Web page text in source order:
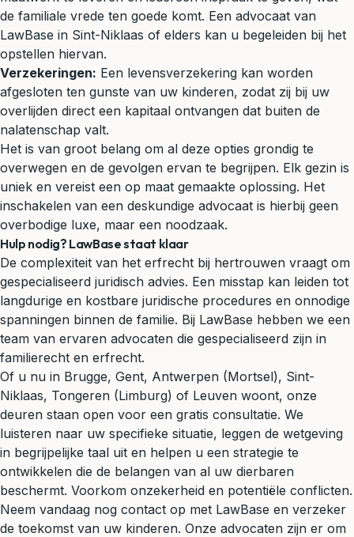
de familiale vrede ten goede komt. Een advocaat van
LawBase in Sint-Niklaas of elders kan u begeleiden bij het
opstellen hiervan.
Verzekeringen: Een levensverzekering kan worden
afgesloten ten gunste van uw kinderen, zodat zij bij uw
overlijden direct een kapitaal ontvangen dat buiten de
nalatenschap valt.
Het is van groot belang om al deze opties grondig te
overwegen en de gevolgen ervan te begrijpen. Elk gezin is
uniek en vereist een op maat gemaakte oplossing. Het
inschakelen van een deskundige advocaat is hierbij geen
overbodige luxe, maar een noodzaak.
Hulp nodig? LawBase staat klaar
De complexiteit van het erfrecht bij hertrouwen vraagt om
gespecialiseerd juridisch advies. Een misstap kan leiden tot
langdurige en kostbare juridische procedures en onnodige
spanningen binnen de familie. Bij LawBase hebben we een
team van ervaren advocaten die gespecialiseerd zijn in
familierecht en erfrecht.
Of u nu in Brugge, Gent, Antwerpen (Mortsel), Sint-
Niklaas, Tongeren (Limburg) of Leuven woont, onze
deuren staan open voor een gratis consultatie. We
luisteren naar uw specifieke situatie, leggen de wetgeving
in begrijpelijke taal uit en helpen u een strategie te
ontwikkelen die de belangen van al uw dierbaren
beschermt. Voorkom onzekerheid en potentiële conflicten.
Neem vandaag nog contact op met LawBase en verzeker
de toekomst van uw kinderen. Onze advocaten zijn er om